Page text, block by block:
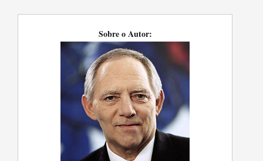
Sobre o Autor: